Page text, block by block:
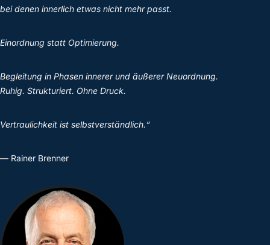
bei denen innerlich etwas nicht mehr passt.
Einordnung statt Optimierung.
Begleitung in Phasen innerer und äußerer Neuordnung.
Ruhig. Strukturiert. Ohne Druck.
Vertraulichkeit ist selbstverständlich.“
— Rainer Brenner